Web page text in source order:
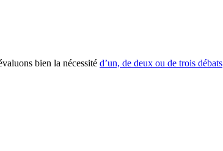
bien la nécessité d’un, de deux ou de trois débats